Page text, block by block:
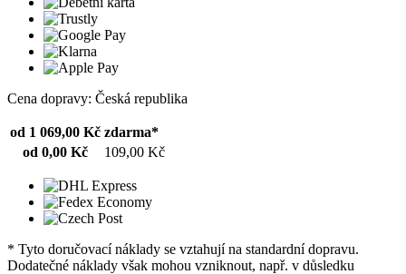
Cena dopravy: Česká republika
od 1 069,00 Kč zdarma*
od 0,00 Kč
109,00 Kč
* Tyto doručovací náklady se vztahují na standardní dopravu.
Dodatečné náklady však mohou vzniknout, např. v důsledku